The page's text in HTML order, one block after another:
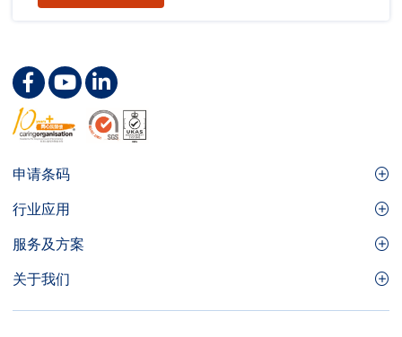
Footer
Site
Menu
申请条码
GS1条码
实用工具及资源
行业应用
食品及餐饮服务
服务及方案
品牌保护
关于我们
关于香港货品编码协会